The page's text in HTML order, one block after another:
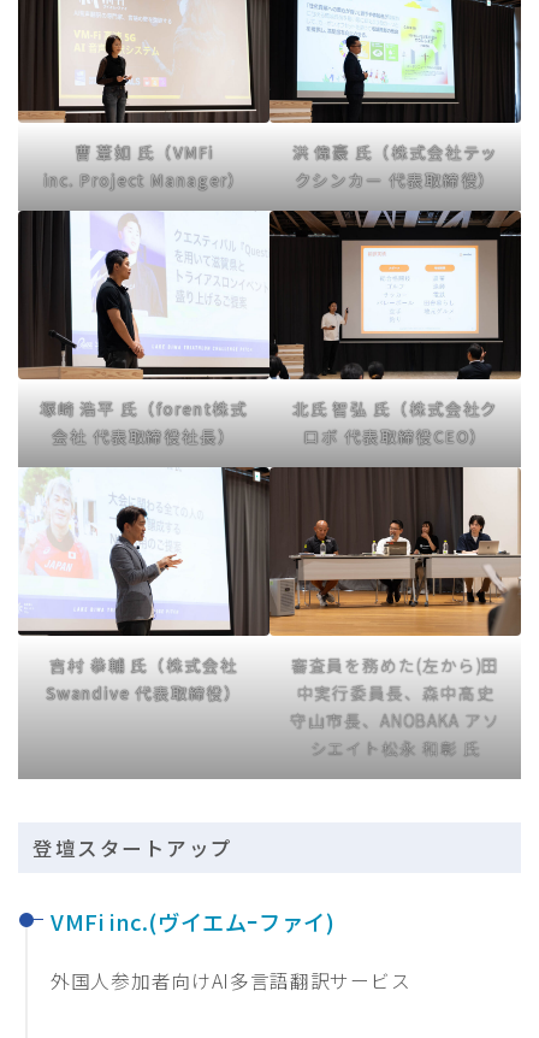
曹 葦如 氏（VMFi
inc. Project Manager）
洪 偉豪 氏（株式会社テッ
クシンカー 代表取締役）
塚崎 浩平 氏（forent株式
会社 代表取締役社長）
北氏 智弘 氏（株式会社ク
ロボ 代表取締役CEO）
吉村 恭輔 氏（株式会社
Swandive代表取締役）
審査員を務めた(左から)田
中実行委員長、森中高史
守山市長、ANOBAKA アソ
シエイト松永 和彰 氏
登壇スタートアップ
VMFi inc.(ヴイエムｰファイ)
外国人参加者向けAI多言語翻訳サービス